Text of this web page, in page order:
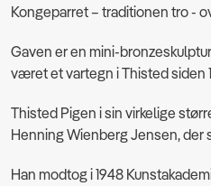
Kongeparret – traditionen tro -
Gaven er en mini-
været et vartegn i Thisted siden
Thisted Pigen i sin virkelige
Henning Wienberg Jensen, der
Han modtog i 1948